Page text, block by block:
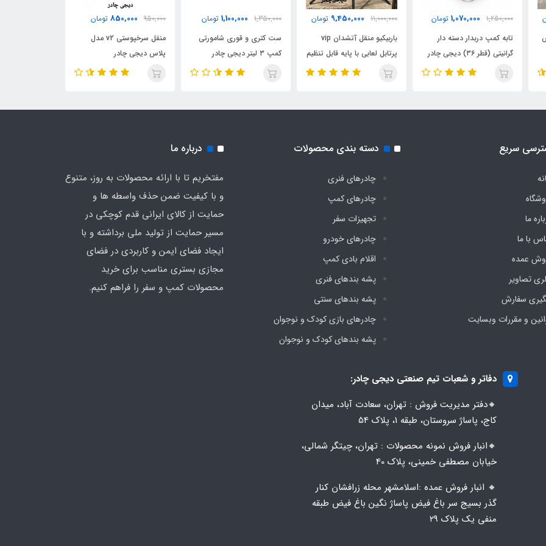
1,250,000
1,070,000 تومان
تابه کمپ دربدار دسته دار
گرانیتی (قطر ۳۶) دیجی چادر
11,000,000
9,450,000 تومان
باربیکیو منقل آتشدان vip
پرتابل لعابی با پایه قابل تنظیم
1,350,000
1,100,000 تومان
ست کتری و قوری شامورتی
کمپ ۳ لیتر دیجی چادر
950,000
850,000 تومان
منقل سرخپوستی v2 مدل
پلاس دیجی چادر
سریع
ما
با ما
عمده
تصاویر
سفارش
و مقررات وبسایت
دسته بندی محصولات
چادرهای فنری
چادرهای کمپ
تجهیزات سفر
چادرهای خودرو
اقلام بادی کمپ
پشه‌ بندهای فنری
پشه‌ بندهای سنتی
چادرهای بازی کودک و نوجوان
پشه‌ بندهای کودک و نوجوان
درباره ما
مفتخریم تا با ارائه محصولات به روز، متنوع
و با کیفیت ضمن حذف واسطه ها و
حمایت از کالای ایرانی قدم کوچکی در
مسیر حمایت از تولید ملی برداشته و با
ایجاد فضای ایمن و کاربردی در فضای
مجازی بستری مناسب برای خرید
محصولات کمپ و سفر را فراهم کنیم.
دفاتر و شعبات تیم صنعتی دیجی چادر:
🔸️​​دفتر مدیریت فروش : تهران، سعادت آباد، میدان
کاج، پاساژ سروستان، طبقه 1، پلاک 54
🔸️​​انبار فروش نمونه محصولات : تهران، چیتگر شمالی،
خیابان مصطفی خمینی، پلاک 40
🔸️ انبار فروش عمده :اسلامشهر محله زرافشان کنار
گذر بسیج سر باغ فیض پاساژ نگین باغ فیض طبقه
منفی یک پلاک ۲۹